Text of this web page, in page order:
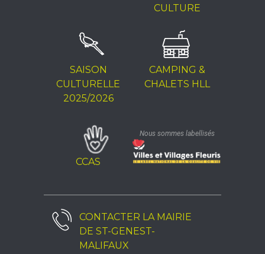
CULTURE
SAISON
CULTURELLE
2025/2026
CAMPING &
CHALETS HLL
CCAS
Nous sommes labellisés
CONTACTER LA MAIRIE
DE ST-GENEST-
MALIFAUX